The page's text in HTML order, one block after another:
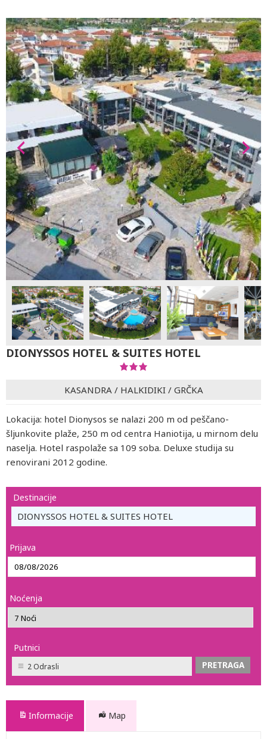
DIONYSSOS HOTEL & SUITES HOTEL
KASANDRA / HALKIDIKI/ GRČKA
Lokacija: hotel Dionysos se nalazi 200 m od peščano-
šljunkovite plaže, 250 m od centra Haniotija, u mirnom delu
naselja. Hotel raspolaže sa 109 soba. Deluxe studija su
renovirani 2012 godine.
Destinacije
DIONYSSOS HOTEL & SUITES HOTEL
Prijava
Noćenja
Putnici
2 Odrasli
Informacije Map